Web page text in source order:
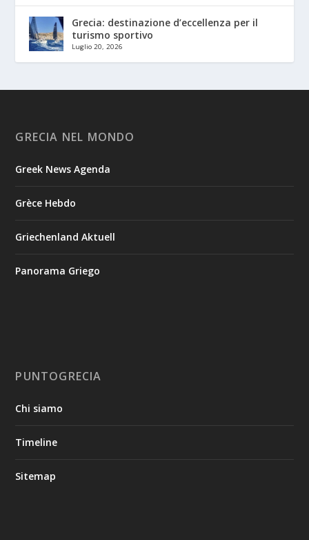
Grecia: destinazione d’eccellenza per il
turismo sportivo
Luglio 20, 2026
GRECIA NEL MONDO
Greek News Agenda
Grèce Hebdo
Griechenland Aktuell
Panorama Griego
PUNTOGRECIA
Chi siamo
Timeline
Sitemap